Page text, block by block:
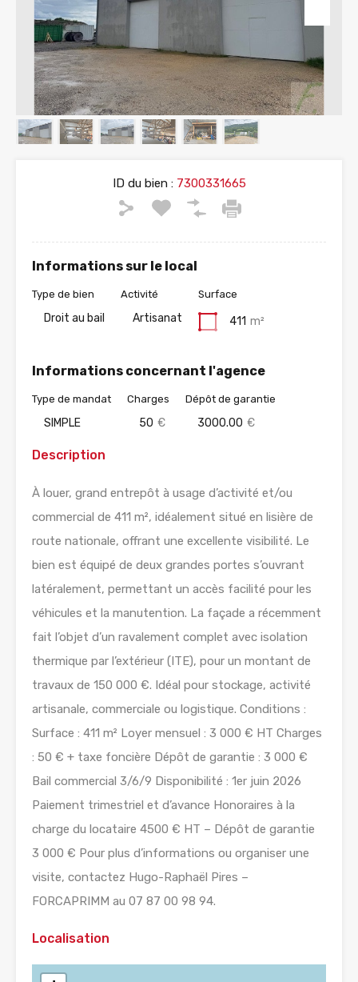
ID du bien :7300331665
Informations sur le local
Type de bien
Droit au bail
Activité
Artisanat
Surface
411 m²
Informations concernant l'agence
Type de mandat
SIMPLE
Charges
50 €
Dépôt de garantie
3000.00 €
Description
À louer, grand entrepôt à usage d’activité et/ou
commercial de 411 m², idéalement situé en lisière de
route nationale, offrant une excellente visibilité. Le
bien est équipé de deux grandes portes s’ouvrant
latéralement, permettant un accès facilité pour les
véhicules et la manutention. La façade a récemment
fait l’objet d’un ravalement complet avec isolation
thermique par l’extérieur (ITE), pour un montant de
travaux de 150 000 €. Idéal pour stockage, activité
artisanale, commerciale ou logistique. Conditions :
Surface : 411 m² Loyer mensuel : 3 000 € HT Charges
: 50 € + taxe foncière Dépôt de garantie : 3 000 €
Bail commercial 3/6/9 Disponibilité : 1er juin 2026
Paiement trimestriel et d’avance Honoraires à la
charge du locataire 4500 € HT – Dépôt de garantie
3 000 € Pour plus d’informations ou organiser une
visite, contactez Hugo-Raphaël Pires –
FORCAPRIMM au 07 87 00 98 94.
Localisation